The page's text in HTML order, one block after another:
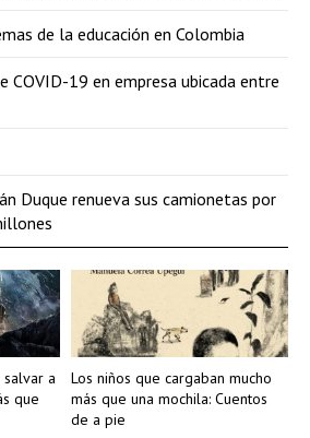
salvar a
que
Los niños que cargaban mucho
más que una mochila: Cuentos
de a pie
de la educación en Colombia
COVID-19 en empresa ubicada entre
Duque renueva sus camionetas por